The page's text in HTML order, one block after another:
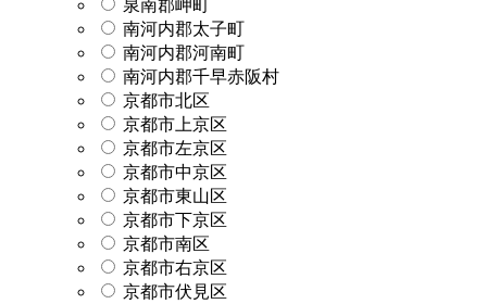
泉南郡岬町
南河内郡太子町
南河内郡河南町
南河内郡千早赤阪村
京都市北区
京都市上京区
京都市左京区
京都市中京区
京都市東山区
京都市下京区
京都市南区
京都市右京区
京都市伏見区